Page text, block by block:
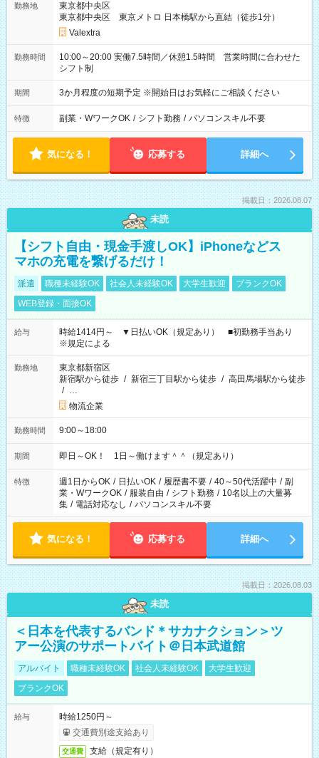
勤務地
東京都中央区
東京都中央区 東京メトロ 日本橋駅から直結（徒歩1分）
Valextra
勤務時間
10:00～20:00 実働7.5時間／休憩1.5時間 営業時間に合わせた
シフト制
期間 3か月程度の短期予定 ※開始日はお気軽にご相談ください
特徴 副業・WワークOK / シフト勤務 / パソコンスキル不要
気になる！ 応募する 詳細へ
掲載日：2026.08.07
未読
【シフト自由・現金手渡しOK】iPhoneなどス
マホの充電を繋げるだけ！
派遣 職種未経験OK 社会人未経験OK 大学生歓迎
ブランクOK
WEB登録・面接OK
給与
時給1414円～ ▼日払いOK（規定あり） ■初勤務手当あり
※規定による
勤務地
東京都新宿区
新宿駅から徒歩 / 新宿三丁目駅から徒歩 / 高田馬場駅から徒歩
/ …
物流企業
勤務時間 9:00～18:00
期間 即日～OK！ 1日～働けます＾＾（規定あり）
特徴 週1日からOK / 日払いOK / 履歴書不要 / 40～50代活躍中 / 副
業・WワークOK / 服装自由 / シフト勤務 / 10名以上の大量募
集 / 電話対応なし / パソコンスキル不要
気になる！ 応募する 詳細へ
掲載日：2026.08.03
未読
＜日本を代表するバンド＊サカナクション＞ツ
アー公演のサポートバイト＠日本武道館
アルバイト 職種未経験OK 社会人未経験OK
大学生歓迎
ブランクOK
給与
時給1250円～
交通費別途支給あり
交通費 支給（規定有り）